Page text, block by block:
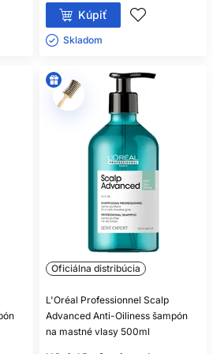
mokvanie, chrasty, bolesť,
dlhodobé zhoršovanie, obráťte
na dermatológa.
ANTI-
PROTI
LUPINÁM
je šampón proti lupinám
suchými alebo mastnými
obsahuje piroktón olamín,
prípravkoch proti lupinám.
spojené s ich tvorbou a pri
znižovať viditeľnosť šupiniek.
na mokrú pokožku a vlasy.
prstov, vytvorte penu a
Nechtami pokožku neškriabte –
prispôsobte pokynom na obale;
najlepšie konzistentne, nie
za niekoľko týždňov.
Kúpiť
Skladom ㅤ
Oficiálna distribúcia
L'Oréal Professionnel Scalp
Advanced Anti-Oiliness šampón
na mastné vlasy 500ml